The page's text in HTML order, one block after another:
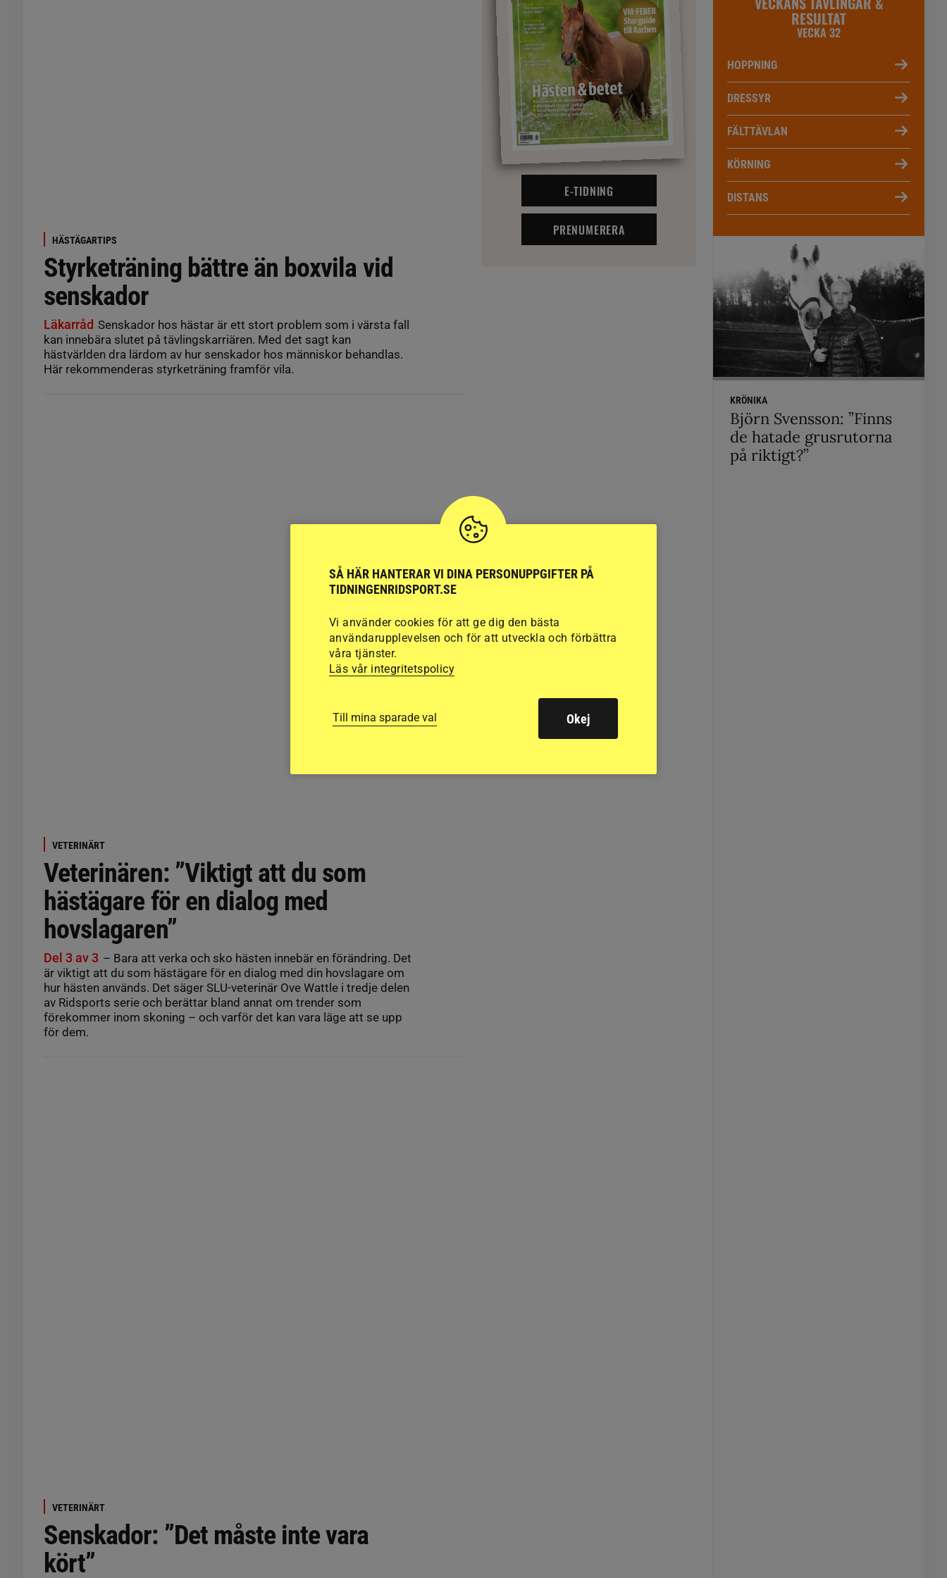
HÄSTÄGARTIPS
Styrketräning bättre än boxvila vid
senskador
Läkarråd Senskador hos hästar är ett stort problem som i värsta fall
kan innebära slutet på tävlingskarriären. Med det sagt kan
hästvärlden dra lärdom av hur senskador hos människor behandlas.
Här rekommenderas styrketräning framför vila.
VETERINÄRT
Veterinären: ”Viktigt att du som
hästägare för en dialog med
hovslagaren”
Del 3 av 3 – Bara att verka och sko hästen innebär en förändring. Det
är viktigt att du som hästägare för en dialog med din hovslagare om
hur hästen används. Det säger SLU-veterinär Ove Wattle i tredje delen
av Ridsports serie och berättar bland annat om trender som
förekommer inom skoning – och varför det kan vara läge att se upp
för dem.
VETERINÄRT
Senskador: ”Det måste inte vara
kört”
E-TIDNING
PRENUMERERA
RESULTAT
VECKA 32
HOPPNING
DRESSYR
FÄLTTÄVLAN
KÖRNING
DISTANS
KRÖNIKA
Björn Svensson: ”Finns
de hatade grusrutorna
på riktigt?”
SÅ HÄR HANTERAR VI DINA PERSONUPPGIFTER PÅ
TIDNINGENRIDSPORT.SE
Vi använder cookies för att ge dig den bästa
användarupplevelsen och för att utveckla och förbättra
våra tjänster.
Läs vår integritetspolicy
Till mina sparade val Okej